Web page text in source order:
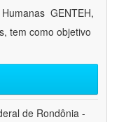
 GENTEH,
tem como objetivo
de Rondônia -